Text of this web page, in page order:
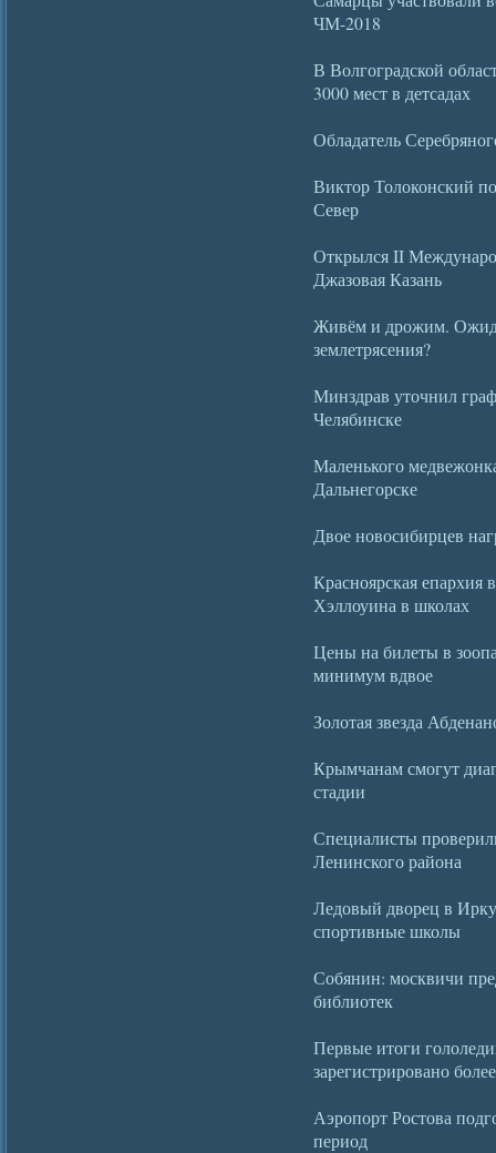
ЧМ-2018
В Волгоградской
3000 мест в детсадах
Обладатель
Виктор Толоконский
Север
Открылся II
Джазовая Казань
Живём и дрожим.
землетрясения?
Минздрав уточнил
Челябинске
Маленького
Дальнегорске
Двое новосибирцев
Красноярская епархия
Хэллоуина в школах
Цены на билеты в
минимум вдвое
Золотая звезда
Крымчанам смогут
стадии
Специалисты
Ленинского района
Ледовый дворец в
спортивные школы
Собянин: москвичи
библиотек
Первые итоги
зарегистрировано
Аэропорт Ростова
период